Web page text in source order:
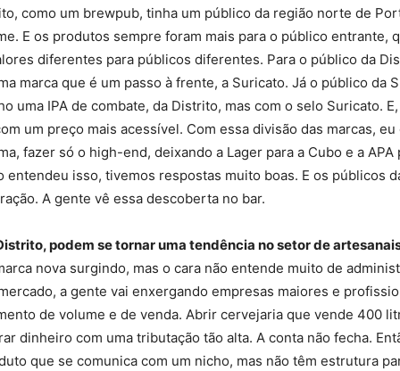
como um brewpub, tinha um público da região norte de
E os produtos sempre foram mais para o público entrante,
diferentes para públicos diferentes. Para o público da
marca que é um passo à frente, a Suricato. Já o público da
uma IPA de combate, da Distrito, mas com o selo Suricato.
um preço mais acessível. Com essa divisão das marcas,
fazer só o high-end, deixando a Lager para a Cubo e a
isso, tivemos respostas muito boas. E os públicos
A gente vê essa descoberta no bar.
podem se tornar uma tendência no setor de
nova surgindo, mas o cara não entende muito de
a gente vai enxergando empresas maiores e
de volume e de venda. Abrir cervejaria que vende 400
dinheiro com uma tributação tão alta. A conta não fecha.
que se comunica com um nicho, mas não têm estrutura